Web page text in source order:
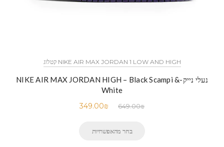
NIKE AIR MAX JORDAN 1 LOW AND HIGH קטלוג
נעלי נייק-NIKE AIR MAX JORDAN HIGH – Black Scampi &
White
649.00₪
349.00₪
בחר מהאפשרויות